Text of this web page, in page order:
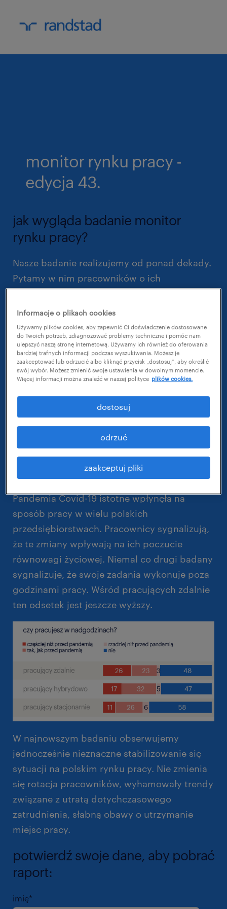
monitor rynku pracy -
edycja 43.
jak wygląda badanie monitor
rynku pracy?
Nasze badanie realizujemy od ponad dekady.
Pytamy w nim pracowników o ich
perspektywę rynku pracy. Mierzymy rotację
pomiędzy miejscami zatrudnienia,
sprawdzamy obawy związane z utrzymaniem
miejsc pracy i ocenę szans na zmiany w
karierze.
W najnowszej edycji, którą realizowaliśmy na
przełomie lutego i marca, udział brało udział
1022 badanych reprezentujących różne
gałęzie polskiej gospodarki.
jakie są najciekawsze wnioski z 43.
edycji badania?
Pandemia Covid-19 istotne wpłynęła na
sposób pracy w wielu polskich
przedsiębiorstwach. Pracownicy sygnalizują,
że te zmiany wpływają na ich poczucie
równowagi życiowej. Niemal co drugi badany
sygnalizuje, że swoje zadania wykonuje poza
godzinami pracy. Wśród pracujących zdalnie
ten odsetek jest jeszcze wyższy.
W najnowszym badaniu obserwujemy
jednocześnie nieznaczne stabilizowanie się
sytuacji na polskim rynku pracy. Nie zmienia
się rotacja pracowników, wyhamowały trendy
związane z utratą dotychczasowego
zatrudnienia, słabną obawy o utrzymanie
miejsc pracy.
potwierdź swoje dane, aby pobrać
raport:
imię*
Informacje o plikach cookies
Używamy plików cookies, aby zapewnić Ci doświadczenie dostosowane
do Twoich potrzeb, zdiagnozować problemy techniczne i pomóc nam
ulepszyć naszą stronę internetową. Używamy ich również do oferowania
bardziej trafnych informacji podczas wyszukiwania. Możesz je
zaakceptować lub odrzucić albo kliknąć przycisk „dostosuj”, aby określić
swój wybór. Możesz zmienić swoje ustawienia w dowolnym momencie.
Więcej informacji można znaleźć w naszej polityce plików cookies.
zaakceptuj pliki
odrzuć
dostosuj